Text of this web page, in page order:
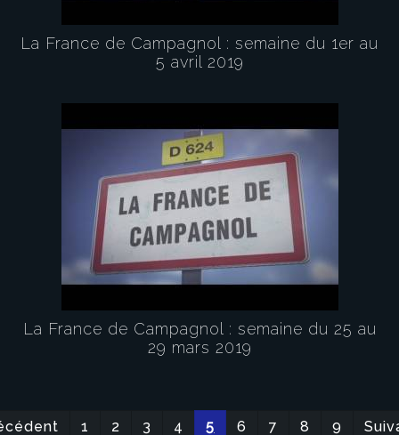
La France de Campagnol : semaine du 1er au
5 avril 2019
La France de Campagnol : semaine du 25 au
29 mars 2019
1 2 3 4 5 6 7 8 9